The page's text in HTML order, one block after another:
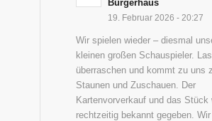
Bürgerhaus
19. Februar 2026 - 20:27
Wir spielen wieder – diesmal
kleinen großen Schauspieler.
überraschen und kommt zu uns
Staunen und Zuschauen. Der
Kartenvorverkauf und das Stück
rechtzeitig bekannt gegeben.